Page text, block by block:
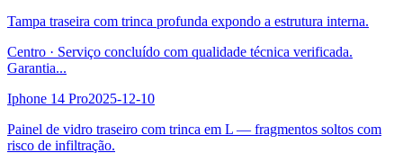
Tampa traseira com trinca profunda expondo a estrutura interna.
Centro · Serviço concluído com qualidade técnica verificada.
Garantia...
Iphone 14 Pro2025-12-10
Painel de vidro traseiro com trinca em L — fragmentos soltos com
risco de infiltração.